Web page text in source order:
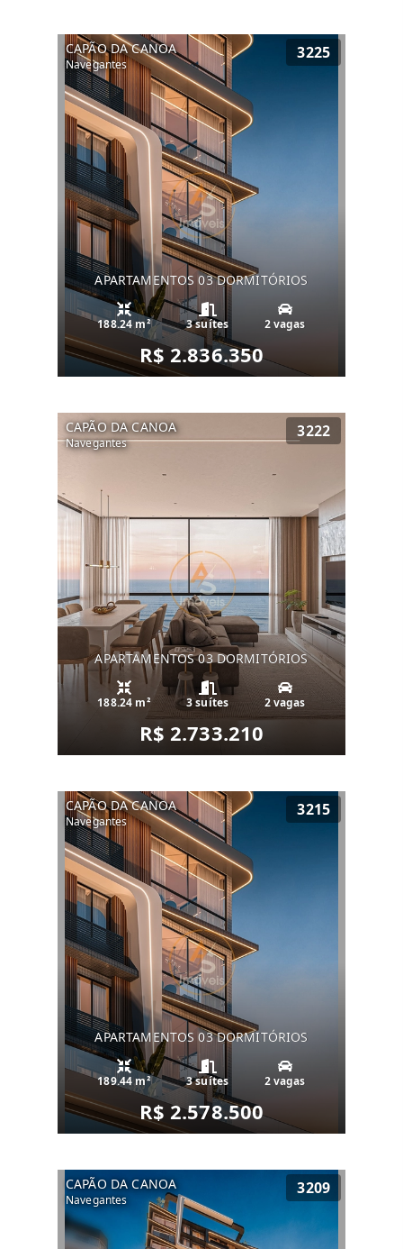
CAPÃO DA CANOA
Navegantes
3225
APARTAMENTOS 03 DORMITÓRIOS
188.24 m² 3 suítes 2 vagas
R$ 2.836.350
CAPÃO DA CANOA
Navegantes
3222
APARTAMENTOS 03 DORMITÓRIOS
188.24 m² 3 suítes 2 vagas
R$ 2.733.210
CAPÃO DA CANOA
Navegantes
3215
APARTAMENTOS 03 DORMITÓRIOS
189.44 m² 3 suítes 2 vagas
R$ 2.578.500
CAPÃO DA CANOA
Navegantes
3209